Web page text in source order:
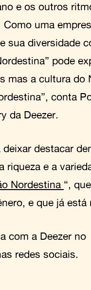
e os outros
uma
sua diversidade
pode
mas a cultura do
conta
da Deezer.
destacar
e a
Nordestina “,
e que já está
com a Deezer no
redes sociais.